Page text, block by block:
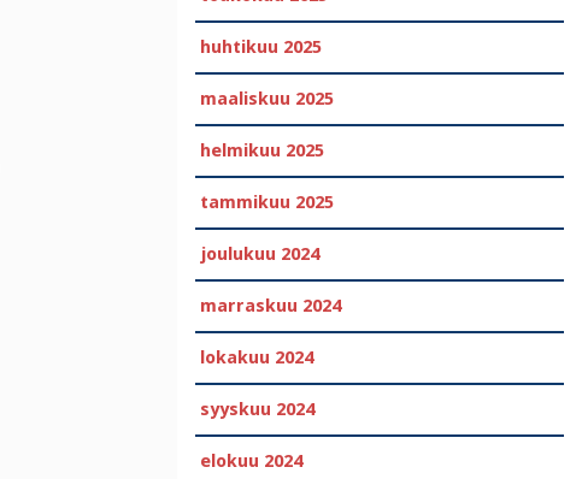
huhtikuu 2025
maaliskuu 2025
helmikuu 2025
tammikuu 2025
joulukuu 2024
marraskuu 2024
lokakuu 2024
syyskuu 2024
elokuu 2024